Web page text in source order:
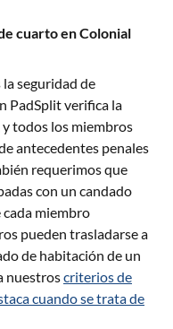
cuarto en Colonial
seguridad de
PadSplit verifica la
todos los miembros
antecedentes penales
requerimos que
con un candado
cada miembro
pueden trasladarse a
de habitación de un
nuestroscriterios de
cuando se trata de